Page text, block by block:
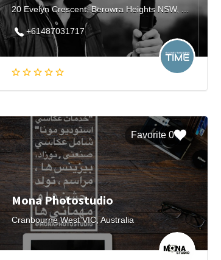
20 Evelyn Crescent, Berowra Heights NSW, Australia
+61487031717
0 Favorite
Mona Photostudio
Cranbourne West VIC, Australia